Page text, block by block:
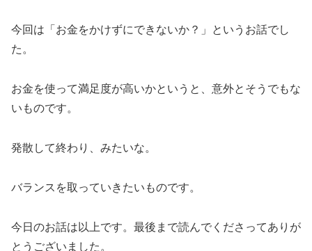
今回は「お金をかけずにできないか？」というお話でし
た。
お金を使って満足度が高いかというと、意外とそうでもな
いものです。
発散して終わり、みたいな。
バランスを取っていきたいものです。
今日のお話は以上です。最後まで読んでくださってありが
とうございました。